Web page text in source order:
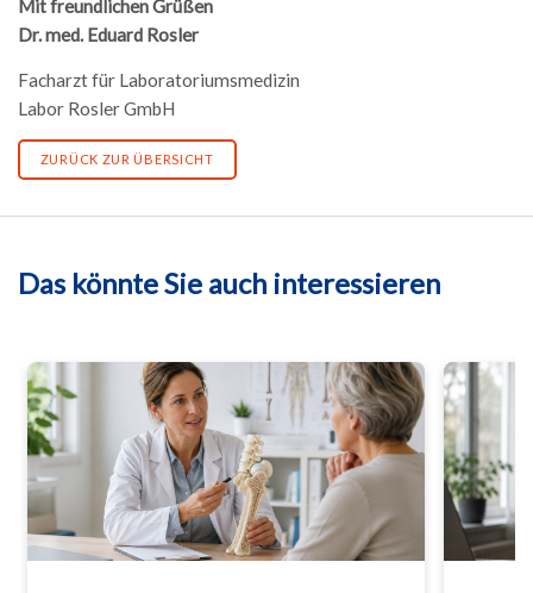
ZURÜCK ZUR ÜBERSICHT
Mit freundlichen Grüßen
Dr. med. Eduard Rosler
Facharzt für Laboratoriumsmedizin
Labor Rosler GmbH
Das könnte Sie auch interessieren